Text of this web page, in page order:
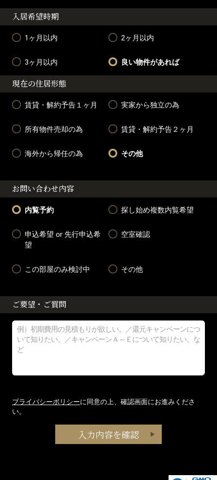
入居希望時期
1ヶ月以内 2ヶ月以内
3ヶ月以内 良い物件があれば
現在の住居形態
賃貸・解約予告１ヶ月 実家から独立の為
所有物件売却の為 賃貸・解約予告２ヶ月
海外から帰任の為 その他
お問い合わせ内容
内覧予約 探し始め複数内覧希望
申込希望 or 先行申込希
望
空室確認
この部屋のみ検討中 その他
ご要望・ご質問
プライバシーポリシーに同意の上、確認画面にお進みくださ
い。